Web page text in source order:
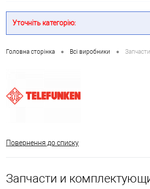
Уточніть категорію:
Головна сторінка • Всі виробники •
Повернення до списку
Запчасти и